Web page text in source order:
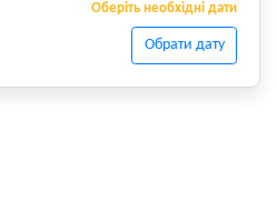
Оберіть необхідні дати
Обрати дату